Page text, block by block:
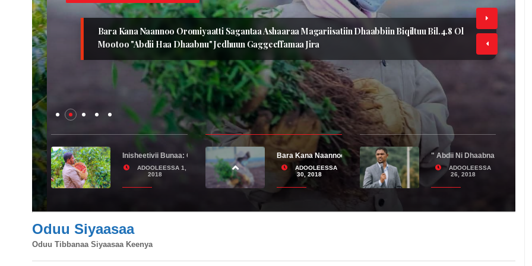
Bara Kana Naannoo Oromiyaatti Sagantaa Ashaaraa Magariisatiin Dhaabbiin Biqiltuu Bil.4.8 Ol
Mootoo "Abdii Haa Dhaabnu" Jedhuun Gaggeeffamaa Jira
Misooma Itti Fufiinsaatti!
Fayyaa Qaqqabaamaa Fi Qulqulluu Ta'e Jiraachuun Fayyaa Qabeessummaa Hawaasaaf Wabiidha!
Inisheetivii Bunaa: Guddina Al-ergii Bunaa Bu’uuraan Jijjiiraa Jira
ADOOLEESSA 1,
2018
Bara Kana Naannoo Oromiyaatti Sagantaa Ashaaraa Magariisatiin
ADOOLEESSA
30, 2018
" Abdii Ni Dhaabna Egerees
ADOOLEESSA
26, 2018
Oduu Siyaasaa
Oduu Tibbanaa Siyaasaa Keenya
Baga gara Zemen Gebeya dhuftan